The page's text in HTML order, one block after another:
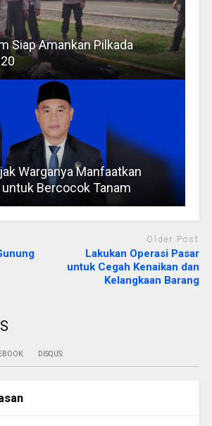
Siap Amankan Pilkada
Warganya Manfaatkan
Bercocok Tanam
Older Post
Lakukan Operasi Pasar
untuk Cegah Kenaikan dan
Kelangkaan Barang
DISQUS: